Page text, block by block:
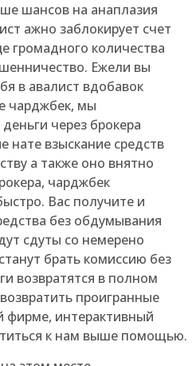
шансов на анаплазия
ажно заблокирует счет
громадного количества
Ежели вы
в авалист вдобавок
чарджбек, мы
через брокера
нате взыскание средств
а также оно внятно
чарджбек
Вас получите и
без обдумывания
сдуты со немерено
брать комиссию без
возвратятся в полном
проигранные
фирме, интерактивный
к нам выше помощью.